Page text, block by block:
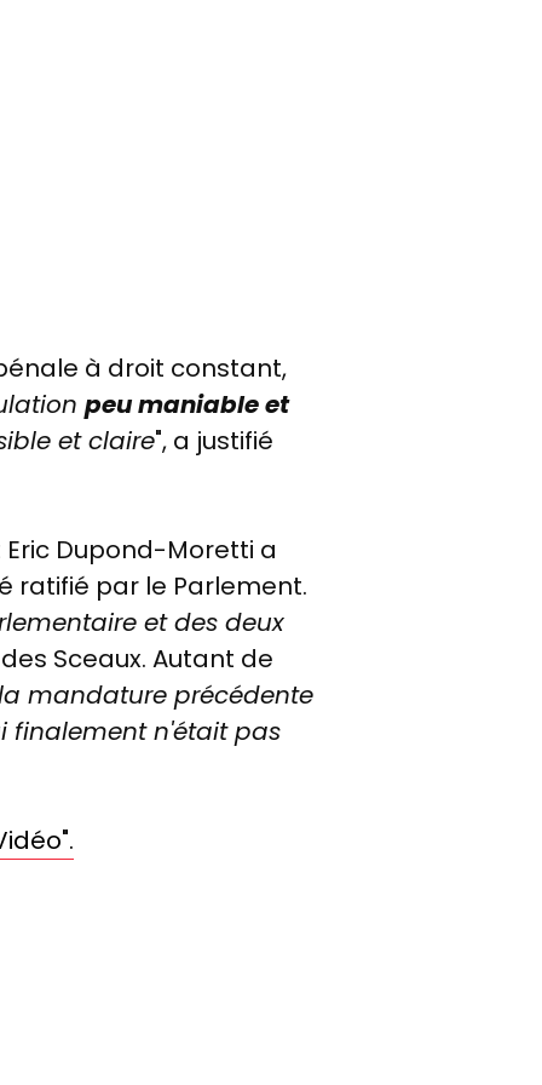
à droit constant,
peu maniable et
et claire", a justifié
Eric Dupond-Moretti a
ratifié par le Parlement.
et des deux
Sceaux. Autant de
mandature précédente
finalement n'était pas